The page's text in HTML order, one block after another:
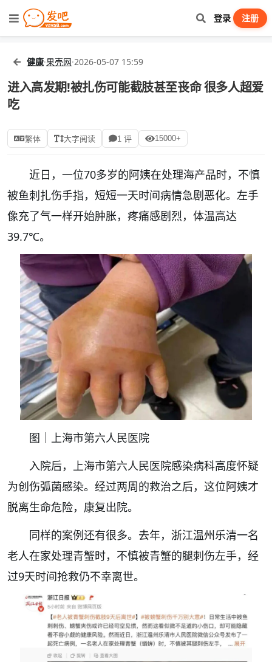
登录 注册
健康·果壳网·2026-05-07 15:59
进入高发期!被扎伤可能截肢甚至丧命 很多人超爱
吃
繁体 大字阅读 1 评 15000+
近日，一位70多岁的阿姨在处理海产品时，不慎
被鱼刺扎伤手指，短短一天时间病情急剧恶化。左手
像充了气一样开始肿胀，疼痛感剧烈，体温高达
39.7℃。
图｜上海市第六人民医院
入院后，上海市第六人民医院感染病科高度怀疑
为创伤弧菌感染。经过两周的救治之后，这位阿姨才
脱离生命危险，康复出院。
同样的案例还有很多。去年，浙江温州乐清一名
老人在家处理青蟹时，不慎被青蟹的腿刺伤左手，经
过9天时间抢救仍不幸离世。